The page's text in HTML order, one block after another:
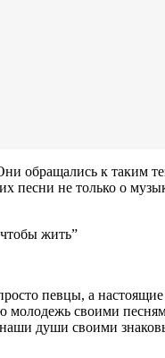
к таким
не только о
жить”
певцы, а
своими
наши души своими